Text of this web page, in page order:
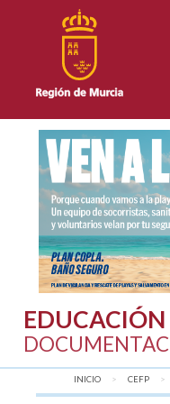
INICIO CEFP